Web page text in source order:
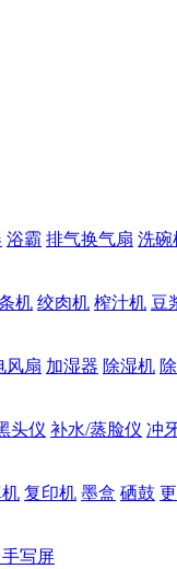
浴霸 排气换气扇 洗碗
机 绞肉机 榨汁机 豆
风扇 加湿器 除湿机
头仪 补水/蒸脸仪 冲
复印机 墨盒 硒鼓
写屏